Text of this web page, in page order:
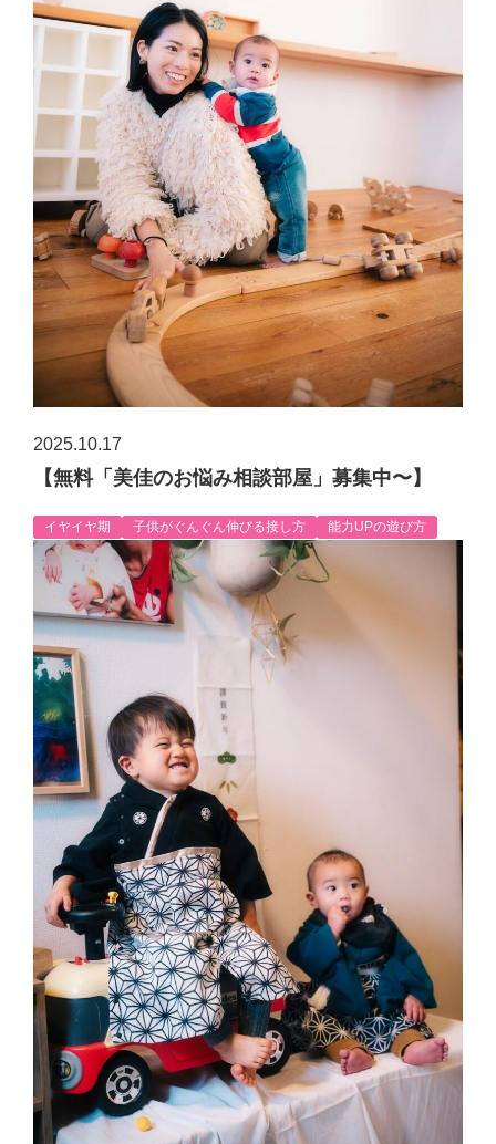
2025.10.17
【無料「美佳のお悩み相談部屋」募集中〜】
イヤイヤ期 子供がぐんぐん伸びる接し方 能力UPの遊び方